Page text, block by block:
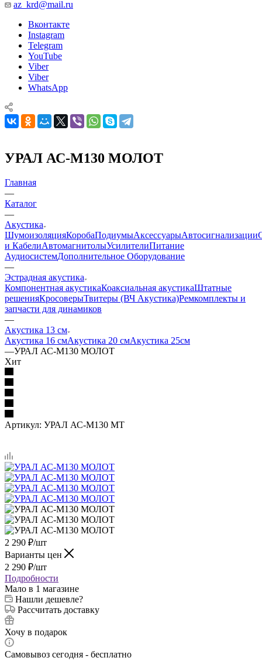
az_krd@mail.ru
Вконтакте
Instagram
Telegram
YouTube
Viber
Viber
WhatsApp
УРАЛ АС-М130 МОЛОТ
Главная
—
Каталог
—
Акустика
ШумоизоляцияКоробаПодиумыАксессуарыАвтосигнализации
и КабелиАвтомагнитолыУсилителиПитание
АудиосистемДополнительное Оборудование
—
Эстрадная акустика
Компонентная акустикаКоаксиальная акустикаШтатные
решенияКросоверыТвитеры (ВЧ Акустика)Ремкомплекты и
запчасти для динамиков
—
Акустика 13 см
Акустика 16 смАкустика 20 смАкустика 25см
—УРАЛ АС-М130 МОЛОТ
Хит
Артикул: УРАЛ АС-М130 МТ
2 290 ₽/шт
Варианты цен
2 290 ₽/шт
Подробности
Мало в 1 магазине
Нашли дешевле?
Рассчитать доставку
Хочу в подарок
Самовывоз сегодня - бесплатно